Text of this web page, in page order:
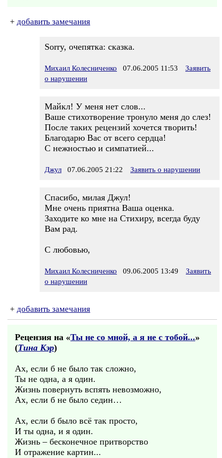
+ добавить замечания
Sorry, очепятка: сказка.
Михаил Колесниченко 07.06.2005 11:53
Заявить
о нарушении
Майкл! У меня нет слов...
Ваше стихотворение тронуло меня до слез!
После таких рецензий хочется творить!
Благодарю Вас от всего сердца!
С нежностью и симпатией...
Джул 07.06.2005 21:22 Заявить о нарушении
Спасибо, милая Джул!
Мне очень приятна Ваша оценка.
Заходите ко мне на Стихиру, всегда буду
Вам рад.
С любовью,
Михаил Колесниченко 09.06.2005 13:49
Заявить
о нарушении
+ добавить замечания
Рецензия на «Ты не со мной, а я не с тобой...»
(Тина Кэр)
Ах, если б не было так сложно,
Ты не одна, а я один.
Жизнь повернуть вспять невозможно,
Ах, если б не было седин…
Ах, если б было всё так просто,
И ты одна, и я один.
Жизнь – бесконечное притворство
И отражение картин...